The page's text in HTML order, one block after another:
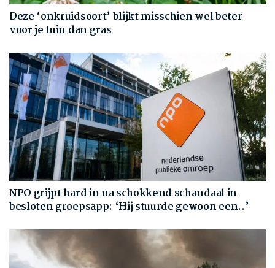
Deze ‘onkruidsoort’ blijkt misschien wel beter
voor je tuin dan gras
NPO grijpt hard in na schokkend schandaal in
besloten groepsapp: ‘Hij stuurde gewoon een..’